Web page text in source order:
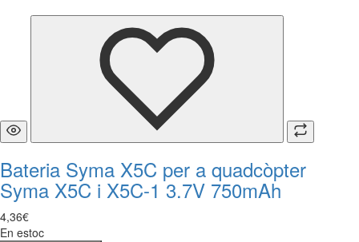
Bateria Syma X5C per a quadcòpter
Syma X5C i X5C-1 3.7V 750mAh
4,36€
En estoc